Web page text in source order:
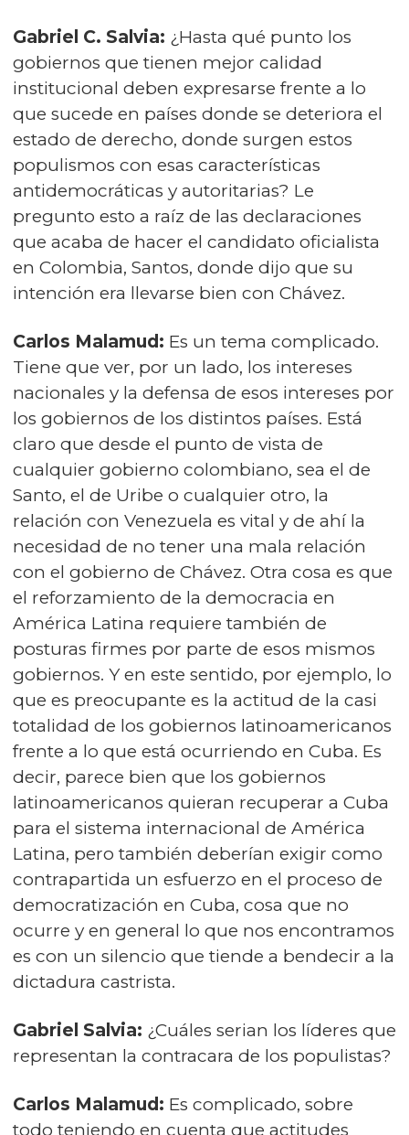
Gabriel C. Salvia: ¿Hasta qué punto los
gobiernos que tienen mejor calidad
institucional deben expresarse frente a lo
que sucede en países donde se deteriora el
estado de derecho, donde surgen estos
populismos con esas características
antidemocráticas y autoritarias? Le
pregunto esto a raíz de las declaraciones
que acaba de hacer el candidato oficialista
en Colombia, Santos, donde dijo que su
intención era llevarse bien con Chávez.
Carlos Malamud: Es un tema complicado.
Tiene que ver, por un lado, los intereses
nacionales y la defensa de esos intereses por
los gobiernos de los distintos países. Está
claro que desde el punto de vista de
cualquier gobierno colombiano, sea el de
Santo, el de Uribe o cualquier otro, la
relación con Venezuela es vital y de ahí la
necesidad de no tener una mala relación
con el gobierno de Chávez. Otra cosa es que
el reforzamiento de la democracia en
América Latina requiere también de
posturas firmes por parte de esos mismos
gobiernos. Y en este sentido, por ejemplo, lo
que es preocupante es la actitud de la casi
totalidad de los gobiernos latinoamericanos
frente a lo que está ocurriendo en Cuba. Es
decir, parece bien que los gobiernos
latinoamericanos quieran recuperar a Cuba
para el sistema internacional de América
Latina, pero también deberían exigir como
contrapartida un esfuerzo en el proceso de
democratización en Cuba, cosa que no
ocurre y en general lo que nos encontramos
es con un silencio que tiende a bendecir a la
dictadura castrista.
Gabriel Salvia: ¿Cuáles serian los líderes que
representan la contracara de los populistas?
Carlos Malamud: Es complicado, sobre
todo teniendo en cuenta que actitudes